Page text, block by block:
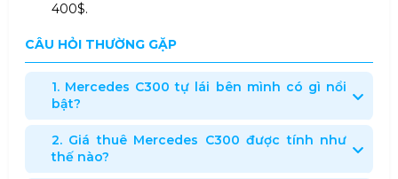
400$.
CÂU HỎI THƯỜNG GẶP
1. Mercedes C300 tự lái bên mình có gì nổi
bật?
2. Giá thuê Mercedes C300 được tính như
thế nào?